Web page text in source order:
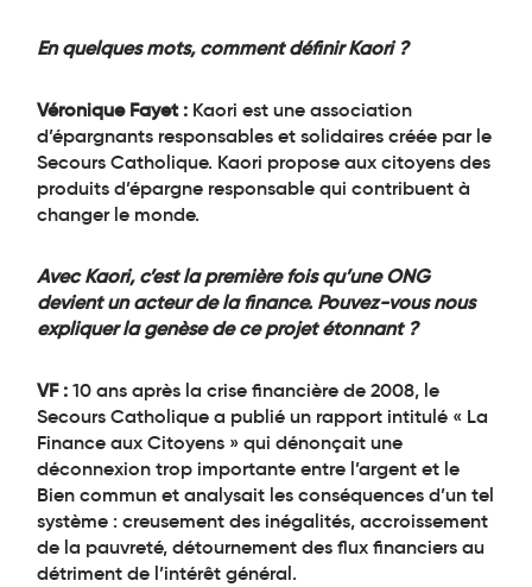
En quelques mots, comment définir Kaori ?
Véronique Fayet :Kaori est une association
d’épargnants responsables et solidaires créée par le
Secours Catholique. Kaori propose aux citoyens des
produits d’épargne responsable qui contribuent à
changer le monde.
Avec Kaori, c’est la première fois qu’une ONG
devient un acteur de la finance. Pouvez-vous nous
expliquer la genèse de ce projet étonnant ?
VF :10 ans après la crise financière de 2008, le
Secours Catholique a publié un rapport intitulé « La
Finance aux Citoyens » qui dénonçait une
déconnexion trop importante entre l’argent et le
Bien commun et analysait les conséquences d’un tel
système : creusement des inégalités, accroissement
de la pauvreté, détournement des flux financiers au
détriment de l’intérêt général.